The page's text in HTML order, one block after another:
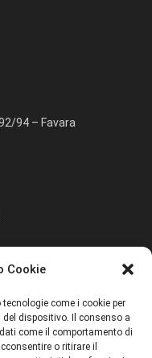
Cookie
come i cookie per
dispositivo. Il consenso a
come il comportamento di
o ritirare il
94 – Favara